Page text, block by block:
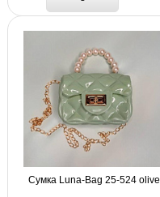
Сумка Luna-Bag 25-524 olive